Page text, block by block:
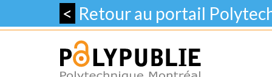
< Retour au portail